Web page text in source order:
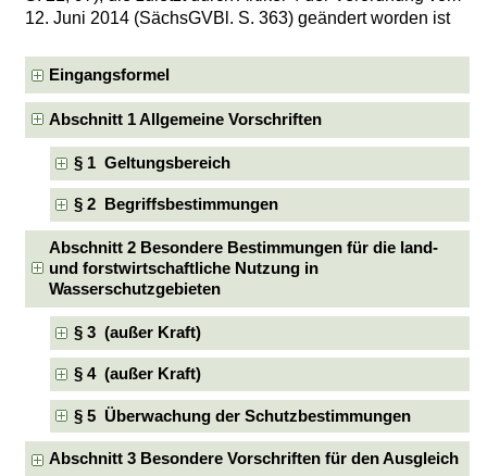
12. Juni 2014 (SächsGVBl. S. 363) geändert worden ist
Eingangsformel
Abschnitt 1 Allgemeine Vorschriften
§ 1 Geltungsbereich
§ 2 Begriffsbestimmungen
Abschnitt 2 Besondere Bestimmungen für die land-
und forstwirtschaftliche Nutzung in
Wasserschutzgebieten
§ 3 (außer Kraft)
§ 4 (außer Kraft)
§ 5 Überwachung der Schutzbestimmungen
Abschnitt 3 Besondere Vorschriften für den Ausgleich